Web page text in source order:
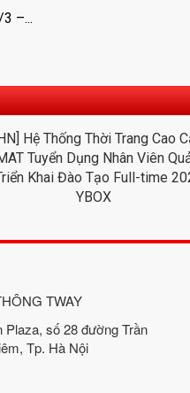
–...
TWAY
Plaza, số 28 đường Trần
Tp. Hà Nội